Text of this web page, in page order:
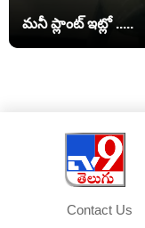
మనీ ప్లాంట్ ఇట్లో .....
Contact Us